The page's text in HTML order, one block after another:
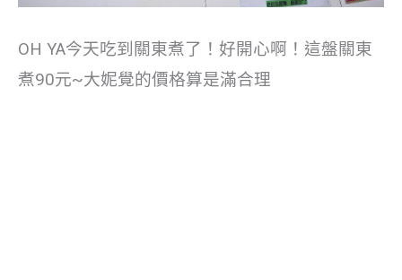
OH YA今天吃到關東煮了！好開心啊！這盤關東
煮90元~大妮覺的價格算是滿合理